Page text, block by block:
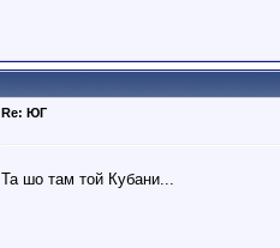
Re: ЮГ
Та шо там той Кубани...